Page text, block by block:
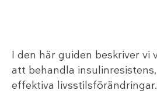
I den här guiden beskriver vi
att behandla
effektiva livsstilsförändringar.